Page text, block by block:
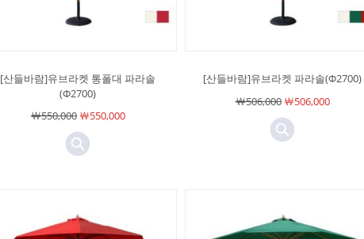
[산들바람]유브라켓 통폴대 파라솔
(Φ2700)
￦550,000￦550,000
[산들바람]유브라켓 파라솔(Φ2700)
￦506,000￦506,000